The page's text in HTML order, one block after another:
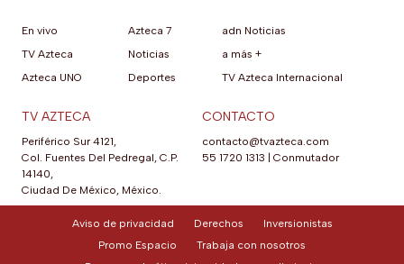
En vivo
TV Azteca
Azteca UNO
Azteca 7
Noticias
Deportes
adn Noticias
a más +
TV Azteca Internacional
TV AZTECA
Periférico Sur 4121,
Col. Fuentes Del Pedregal, C.P.
14140,
Ciudad De México, México.
CONTACTO
contacto@tvazteca.com
55 1720 1313 | Conmutador
Aviso de privacidad Derechos
Inversionistas
Promo Espacio
Trabaja con nosotros